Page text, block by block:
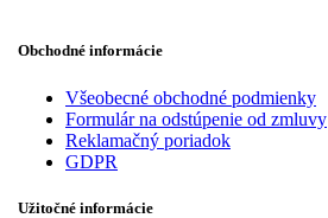
Obchodné informácie
Všeobecné obchodné podmienky
Formulár na odstúpenie od zmluvy
Reklamačný poriadok
GDPR
Užitočné informácie